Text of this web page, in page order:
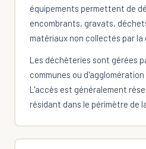
équipements permettent de
encombrants, gravats,
matériaux non collectés par la
Les déchèteries sont gérées
communes ou
L'accès est généralement
résidant dans le périmètre de